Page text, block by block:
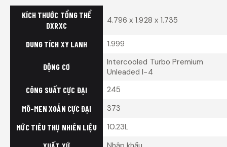
KÍCH THƯỚC TỔNG THỂ
DXRXC
4.796 x 1.928 x 1.735
DUNG TÍCH XY LANH 1.999
ĐỘNG CƠ
Intercooled Turbo Premium
Unleaded I-4
CÔNG SUẤT CỰC ĐẠI 245
MÔ-MEN XOẮN CỰC ĐẠI 373
MỨC TIÊU THỤ NHIÊN LIỆU 10.23L